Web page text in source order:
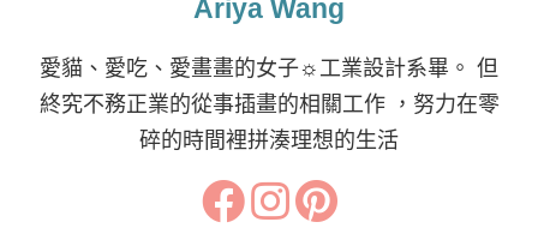
Ariya Wang
愛貓、愛吃、愛畫畫的女子☼工業設計系畢。 但
終究不務正業的從事插畫的相關工作 ，努力在零
碎的時間裡拼湊理想的生活